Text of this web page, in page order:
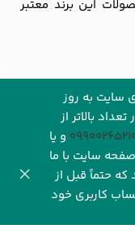
سایت به روز
بالاتر از
و یا
سایت با ما
که حتماً قبل از
کاربری خود
این برند معتبر
رهاورد‌ سرزمین البرز
می باشد.